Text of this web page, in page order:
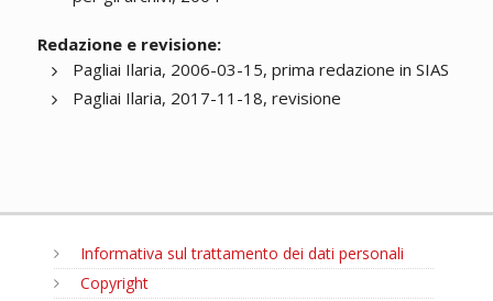
Redazione e revisione:
Pagliai Ilaria, 2006-03-15, prima redazione in SIAS
Pagliai Ilaria, 2017-11-18, revisione
Informativa sul trattamento dei dati personali
Copyright